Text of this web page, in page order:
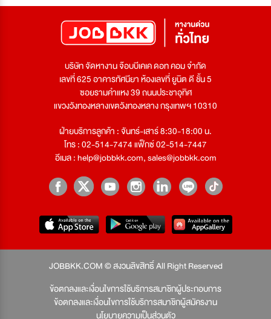
บริษัท จัดหางาน จ๊อบบีเคเค ดอท คอม จำกัด
เลขที่ 625 อาคารทัศนียา ห้องเลขที่ ยูนิต ดี ชั้น 5
ซอยรามคำแหง 39 ถนนประชาอุทิศ
แขวงวังทองหลางเขตวังทองหลาง กรุงเทพฯ 10310
ฝ่ายบริการลูกค้า : จันทร์-เสาร์ 8:30-18:00 น.
โทร : 02-514-7474 แฟ็กซ์ 02-514-7447
อีเมล :help@jobbkk.com,sales@jobbkk.com
JOBBKK.COM © สงวนลิขสิทธิ์ All Right Reserved
ข้อตกลงและเงื่อนไขการใช้บริการสมาชิกผู้ประกอบการ
ข้อตกลงและเงื่อนไขการใช้บริการสมาชิกผู้สมัครงาน
นโยบายความเป็นส่วนตัว